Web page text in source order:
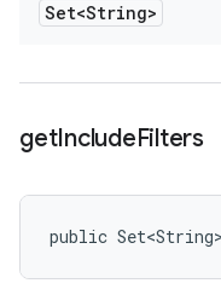
Set<String>
getIncludeFilters
public